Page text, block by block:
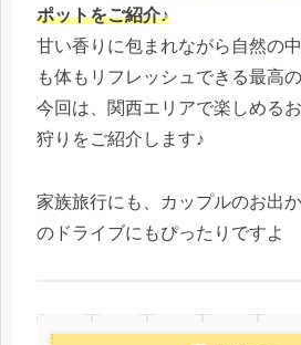
ポットをご紹介♪
甘い香りに包まれながら自然の
も体もリフレッシュできる最高
今回は、関西エリアで楽しめる
狩りをご紹介します♪
家族旅行にも、カップルのお出
のドライブにもぴったりですよ